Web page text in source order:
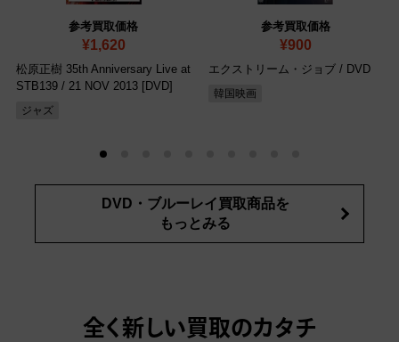
参考買取価格
¥1,620
松原正樹 35th Anniversary Live at
STB139 / 21 NOV 2013 [DVD]
ジャズ
参考買取価格
¥900
エクストリーム・ジョブ / DVD
韓国映画
DVD・ブルーレイ買取商品を
もっとみる
全く新しい買取のカタチ